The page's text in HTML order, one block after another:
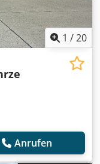
1 /20
Anrufen